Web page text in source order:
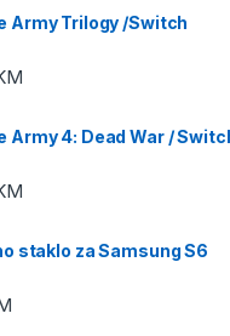
Army Trilogy /Switch
Army 4: Dead War /
staklo za Samsung S6